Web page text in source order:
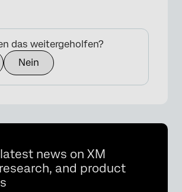
das weitergeholfen?
Nein
news on XM
and product